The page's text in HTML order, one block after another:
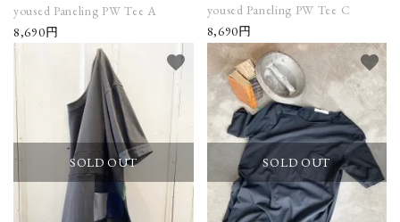
yoused Paneling PW Tee A
8,690円
yoused Paneling PW Tee C
8,690円
SOLD OUT
favorite
SOLD OUT
favorite